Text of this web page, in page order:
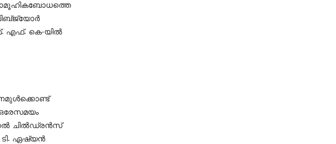
എഫ്. കെ-യിൽ
ചിൽഡ്രൻസ്
ടി. ഏഷ്യൻ